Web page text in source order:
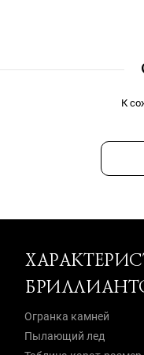
К
Огранка камней
Пылающий лед